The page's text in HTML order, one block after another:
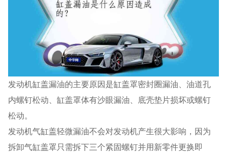
发动机缸盖漏油的主要原因是缸盖罩密封圈漏油、油道孔
内螺钉松动、缸盖罩体有沙眼漏油、底壳垫片损坏或螺钉
松动。
发动机气缸盖轻微漏油不会对发动机产生很大影响，因为
拆卸气缸盖罩只需拆下三个紧固螺钉并用新零件更换即